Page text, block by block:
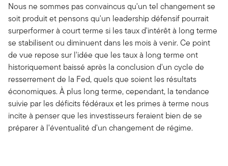
Nous ne sommes pas convaincus qu'un tel changement se
soit produit et pensons qu'un leadership défensif pourrait
surperformer à court terme si les taux d'intérêt à long terme
se stabilisent ou diminuent dans les mois à venir. Ce point
de vue repose sur l'idée que les taux à long terme ont
historiquement baissé après la conclusion d'un cycle de
resserrement de la Fed, quels que soient les résultats
économiques. À plus long terme, cependant, la tendance
suivie par les déficits fédéraux et les primes à terme nous
incite à penser que les investisseurs feraient bien de se
préparer à l'éventualité d'un changement de régime.